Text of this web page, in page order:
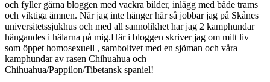
och fyller gärna bloggen med vackra bilder, inlägg med både trams
och viktiga ämnen. När jag inte hänger här så jobbar jag på Skånes
universitetssjukhus och med all sannolikhet har jag 2 kamphundar
hängandes i hälarna på mig.Här i bloggen skriver jag om mitt liv
som öppet homosexuell , sambolivet med en sjöman och våra
kamphundar av rasen Chihuahua och
Chihuahua/Pappilon/Tibetansk spaniel!